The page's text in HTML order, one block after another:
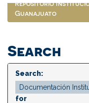
Repositorio
Guanajuato
Search
Search:
for